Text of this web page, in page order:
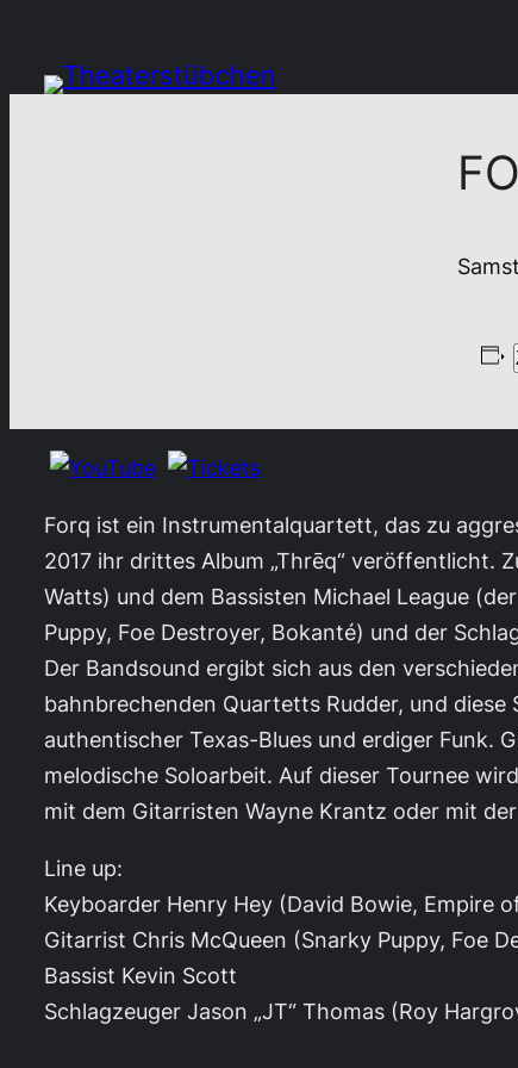
Forq ist ein Instrumentalquartett, das zu
2017 ihr drittes Album „Thrēq“ veröffentlicht.
Watts) und dem Bassisten Michael League
Puppy, Foe Destroyer, Bokanté) und der
Der Bandsound ergibt sich aus den
bahnbrechenden Quartetts Rudder, und
authentischer Texas-Blues und erdiger Funk.
melodische Soloarbeit. Auf dieser Tournee
mit dem Gitarristen Wayne Krantz oder mit
Line up:
Keyboarder Henry Hey (David Bowie, Empire
Gitarrist Chris McQueen (Snarky Puppy, Foe
Bassist Kevin Scott
Schlagzeuger Jason „JT“ Thomas (Roy